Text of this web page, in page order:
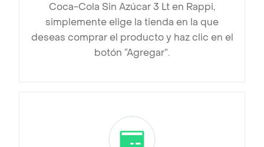
Coca-Cola Sin Azúcar 3 Lt en Rappi,
simplemente elige la tienda en la que
deseas comprar el producto y haz clic en el
botón “Agregar”.